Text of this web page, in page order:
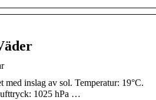
inslag av sol. Temperatur: 19°C.
1025 hPa …